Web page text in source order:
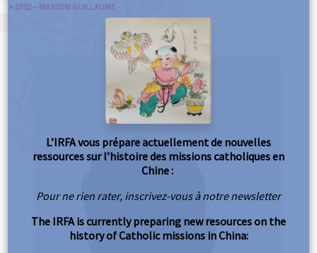
> 0352 – MASSON GUILLAUME
L’IRFA vous prépare actuellement de nouvelles
ressources sur l’histoire des missions catholiques en
Chine :
Pour ne rien rater, inscrivez-vous à notre newsletter
The IRFA is currently preparing new resources on the
history of Catholic missions in China: